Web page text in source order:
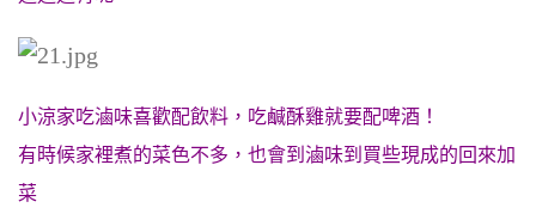
小涼家吃滷味喜歡配飲料，吃鹹酥雞就要配啤酒！
有時候家裡煮的菜色不多，也會到滷味到買些現成的回來加
菜